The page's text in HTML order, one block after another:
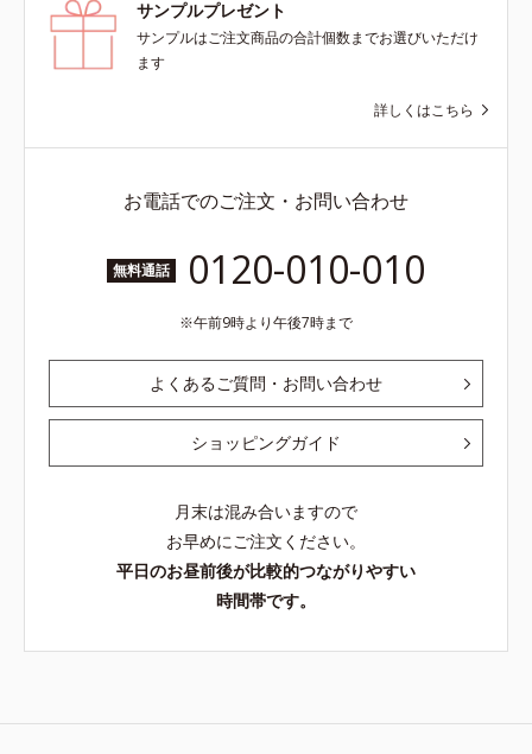
サンプルプレゼント
サンプルはご注文商品の合計個数までお選びいただけ
ます
詳しくはこちら
お電話でのご注文・お問い合わせ
無料通話 0120-010-010
午前9時より午後7時まで
よくあるご質問・お問い合わせ
ショッピングガイド
月末は混み合いますので
お早めにご注文ください。
平日のお昼前後が比較的つながりやすい
時間帯です。